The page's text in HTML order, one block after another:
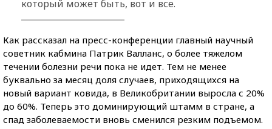
который может быть, вот и все.
Как рассказал на пресс-конференции главный научный
советник кабмина Патрик Валланс, о более тяжелом
течении болезни речи пока не идет. Тем не менее
буквально за месяц доля случаев, приходящихся на
новый вариант ковида, в Великобритании выросла с 20%
до 60%. Теперь это доминирующий штамм в стране, а
спад заболеваемости вновь сменился резким подъемом.